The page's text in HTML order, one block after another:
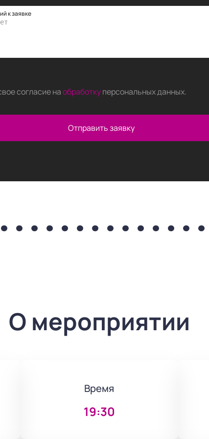
к заявке
согласие наобработку персональных данных.
Отправить заявку
О мероприятии
Время
19:30